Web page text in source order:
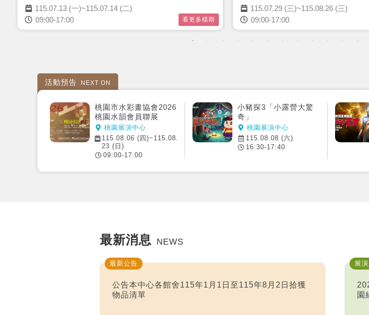
115.07.13 (一)~115.07.14 (二)
09:00-17:00
看更多檔期
115.07.29 (三)~115.08.26 (三)
09:00-17:00
活動預告 NEXT ON
桃園市水彩畫協會2026
桃園水韻會員聯展
桃園展演中心
115.08.06 (四)~115.08.
23 (日)
09:00-17:00
小豬探3「小露營大驚
奇」
桃園展演中心
115.08.08 (六)
16:30-17:40
最新消息 NEWS
最新公告
公告本中心各館舍115年1月1日至115年8月2日拾獲
物品清單
展
園